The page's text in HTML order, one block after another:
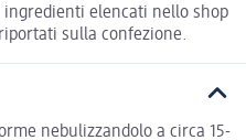
ingredienti elencati nello shop
sulla confezione.
nebulizzandolo a circa 15-